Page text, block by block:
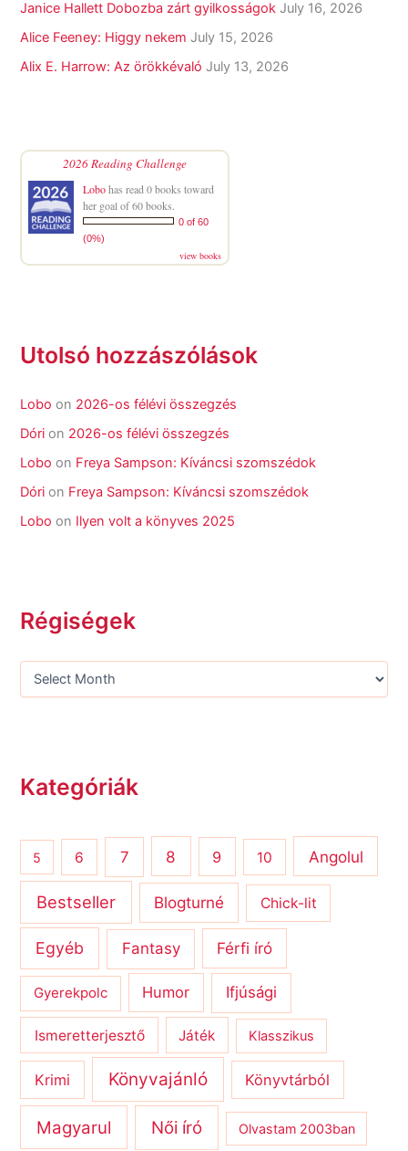
Janice Hallett Dobozba zárt gyilkosságok July 16, 2026
Alice Feeney: Higgy nekem July 15, 2026
Alix E. Harrow: Az örökkévaló July 13, 2026
2026 Reading Challenge
Lobohas read 0 books toward
her goal of 60 books.
0 of 60
(0%)
view books
Utolsó hozzászólások
Lobo on 2026-os félévi összegzés
Dóri on 2026-os félévi összegzés
Lobo on Freya Sampson: Kíváncsi szomszédok
Dóri on Freya Sampson: Kíváncsi szomszédok
Lobo on Ilyen volt a könyves 2025
Régiségek
Kategóriák
5 6 7 8 9 10 Angolul
Bestseller Blogturné Chick-lit
Egyéb Fantasy Férfi író
Gyerekpolc Humor Ifjúsági
Ismeretterjesztő Játék Klasszikus
Krimi Könyvajánló Könyvtárból
Magyarul Női író Olvastam 2003ban